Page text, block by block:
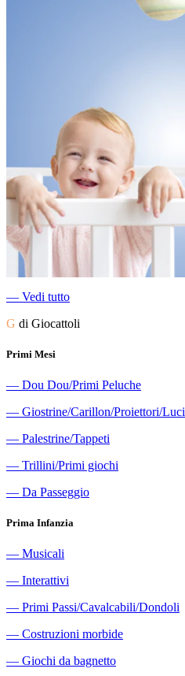
― Vedi tutto
G di Giocattoli
Primi Mesi
― Dou Dou/Primi Peluche
― Giostrine/Carillon/Proiettori/Luci
― Palestrine/Tappeti
― Trillini/Primi giochi
― Da Passeggio
Prima Infanzia
― Musicali
― Interattivi
― Primi Passi/Cavalcabili/Dondoli
― Costruzioni morbide
― Giochi da bagnetto